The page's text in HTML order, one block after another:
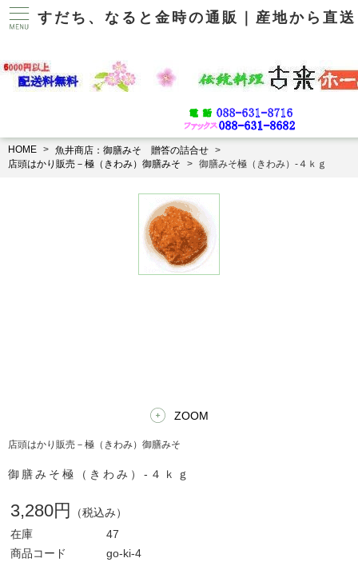
すだち、なると金時の通販｜産地から直
HOME
魚井商店：御膳みそ 贈答の詰合せ
店頭はかり販売－極（きわみ）御膳みそ
御膳みそ極（きわみ）-４ｋｇ
ZOOM
店頭はかり販売－極（きわみ）御膳みそ
御膳みそ極（きわみ）-４ｋｇ
3,280円
（税込み）
在庫
47
商品コード
go-ki-4